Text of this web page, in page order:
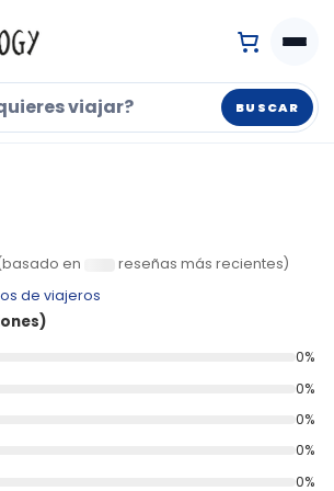
BUSCAR
en
reseñas más recientes)
de viajeros
0%
0%
0%
0%
0%